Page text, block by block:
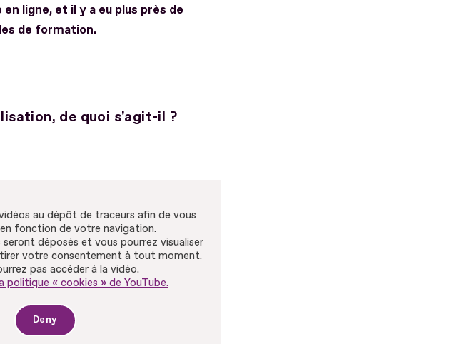
ligne, et il y a eu plus près de
de formation.
de quoi s'agit-il ?
au dépôt de traceurs afin de vous
fonction de votre navigation.
déposés et vous pourrez visualiser
votre consentement à tout moment.
pas accéder à la vidéo.
politique « cookies » de YouTube.
Deny